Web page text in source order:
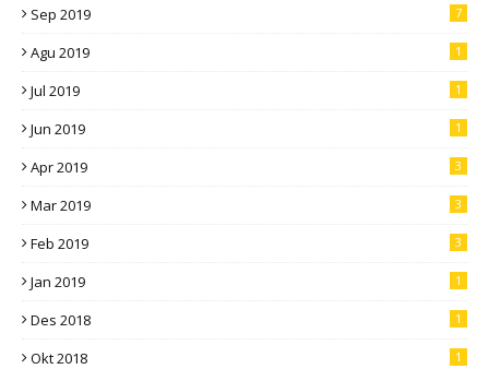
Sep 2019 7
Agu 2019 1
Jul 2019 1
Jun 2019 1
Apr 2019 3
Mar 2019 3
Feb 2019 3
Jan 2019 1
Des 2018 1
Okt 2018 1